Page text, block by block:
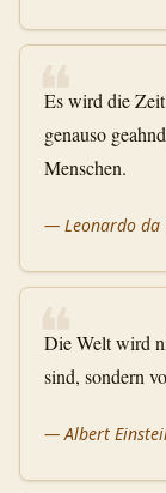
❝
Es wird die
genauso
Menschen.
— Leonardo da
❝
Die Welt wird
sind, sondern
—Albert